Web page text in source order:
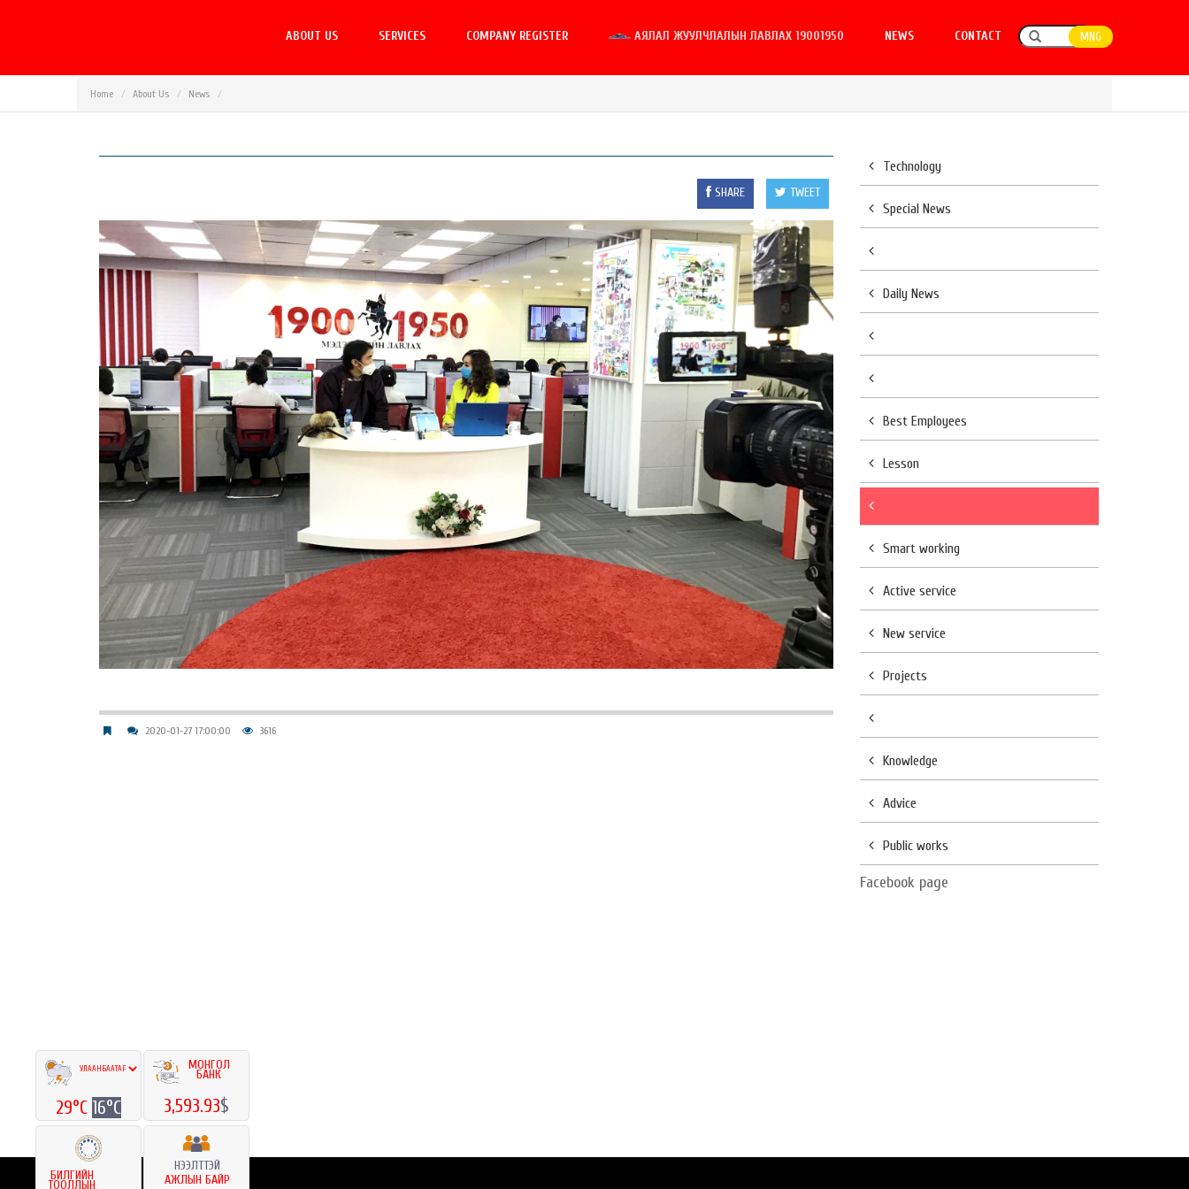
ABOUT US SERVICES COMPANY REGISTER АЯЛАЛ ЖУУЛЧЛАЛЫН ЛАВЛАХ 19001950 NEWS CONTACT MNG
Home About Us News
SHARE TWEET
2020-01-27 17:00:00 3616
Technology
Special News
Daily News
Best Employees
Lesson
Smart working
Active service
New service
Projects
Knowledge
Advice
Public works
Facebook page
29°C 16°C
МОНГОЛ
БАНК
3,593.93$
БИЛГИЙН
ТООЛЛЫН
НЭЭЛТТЭЙ
АЖЛЫН БАЙР